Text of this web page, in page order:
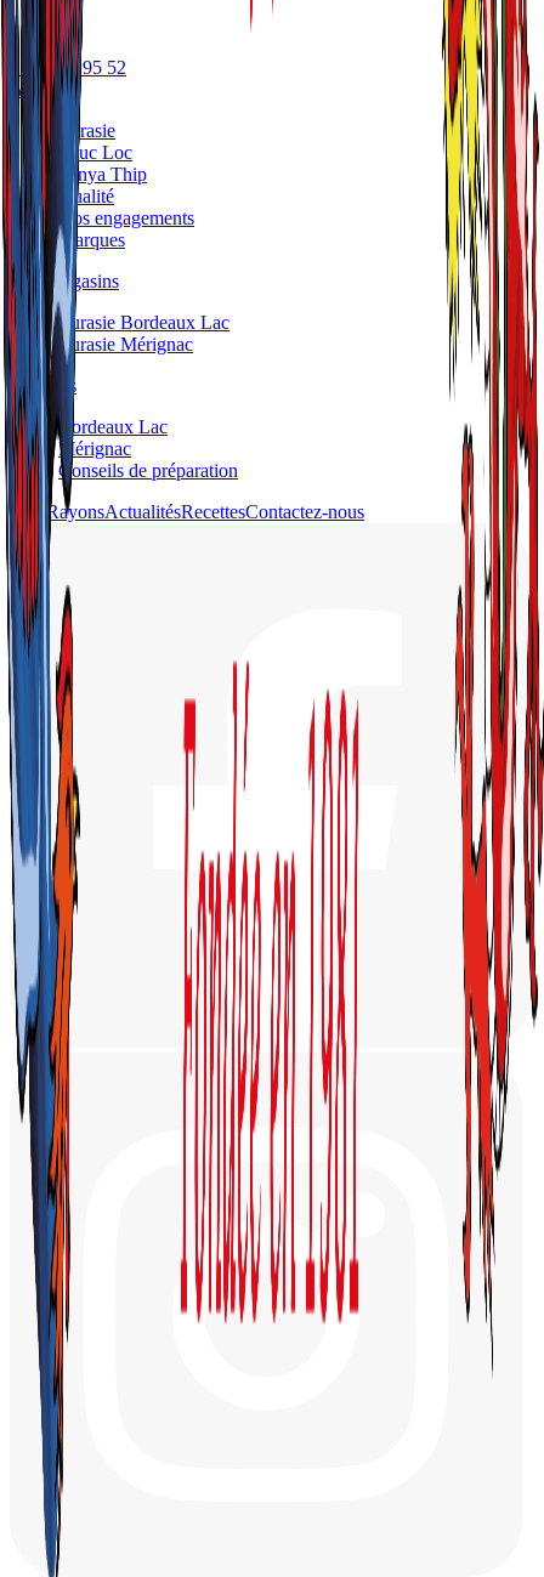
05 56 17 95 52
A propos
Eurasie
Phuc Loc
Panya Thip
Qualité
Nos engagements
Marques
Nos Magasins
Eurasie Bordeaux Lac
Eurasie Mérignac
Traiteurs
Bordeaux Lac
Mérignac
Conseils de préparation
Nos RayonsActualitésRecettesContactez-nous